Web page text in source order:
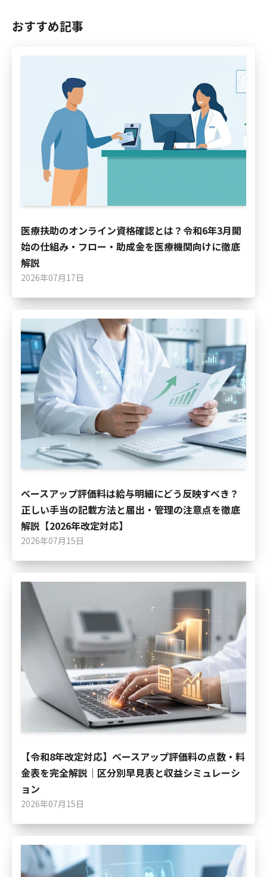
おすすめ記事
医療扶助のオンライン資格確認とは？令和6年3月開
始の仕組み・フロー・助成金を医療機関向けに徹底
解説
2026年07月17日
ベースアップ評価料は給与明細にどう反映すべき？
正しい手当の記載方法と届出・管理の注意点を徹底
解説【2026年改定対応】
2026年07月15日
【令和8年改定対応】ベースアップ評価料の点数・料
金表を完全解説｜区分別早見表と収益シミュレーシ
ョン
2026年07月15日